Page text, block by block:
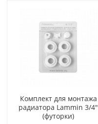
Комплект для монтажа
радиатора Lammin 3/4"
(футорки)